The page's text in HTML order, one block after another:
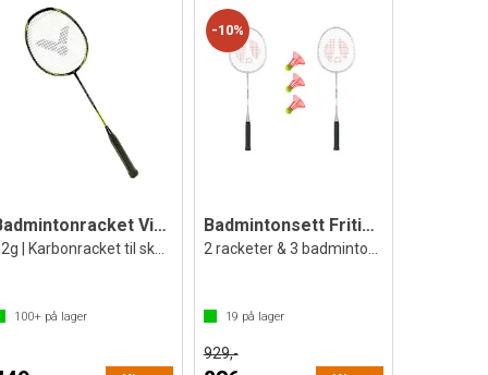
Badmintonracket Victor WaveTec Magan 5
100+ på lager
10%
Badmintonsett Fritid Utendørs
19 på lager
929,-